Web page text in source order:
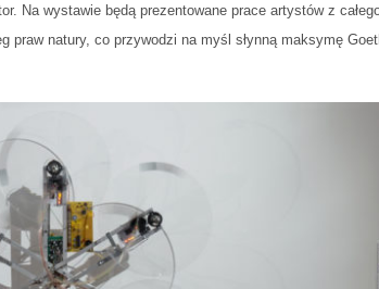
Na wystawie będą prezentowane prace artystów z
natury, co przywodzi na myśl słynną maksymę